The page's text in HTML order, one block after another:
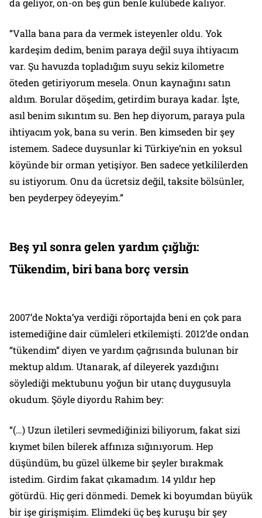
“Valla bana para da vermek isteyenler oldu. Yok
kardeşim dedim, benim paraya değil suya ihtiyacım
var. Şu havuzda topladığım suyu sekiz kilometre
öteden getiriyorum mesela. Onun kaynağını satın
aldım. Borular döşedim, getirdim buraya kadar. İşte,
asıl benim sıkıntım su. Ben hep diyorum, paraya pula
ihtiyacım yok, bana su verin. Ben kimseden bir şey
istemem. Sadece duysunlar ki Türkiye’nin en yoksul
köyünde bir orman yetişiyor. Ben sadece yetkililerden
su istiyorum. Onu da ücretsiz değil, taksite bölsünler,
ben peyderpey ödeyeyim.”
Beş yıl sonra gelen yardım çığlığı:
Tükendim, biri bana borç versin
2007’deNokta’ya verdiği röportajda beni en çok para
istemediğine dair cümleleri etkilemişti. 2012’de ondan
“tükendim” diyen ve yardım çağrısında bulunan bir
mektup aldım. Utanarak, af dileyerek yazdığını
söylediği mektubunu yoğun bir utanç duygusuyla
okudum. Şöyle diyordu Rahim bey:
“(…) Uzun iletileri sevmediğinizi biliyorum, fakat sizi
kıymet bilen bilerek affınıza sığınıyorum. Hep
düşündüm, bu güzel ülkeme bir şeyler bırakmak
istedim. Girdim fakat çıkamadım. 14 yıldır hep
götürdü. Hiç geri dönmedi. Demek ki boyumdan büyük
bir işe girişmişim. Elimdeki üç beş kuruşu bir şey